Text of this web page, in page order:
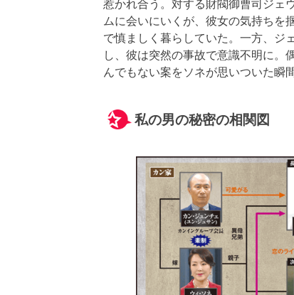
惹かれ合う。対する財閥御曹司ジェ
ムに会いにいくが、彼女の気持ちを
で慎ましく暮らしていた。一方、ジ
し、彼は突然の事故で意識不明に。
んでもない案をソネが思いついた瞬
私の男の秘密の相関図